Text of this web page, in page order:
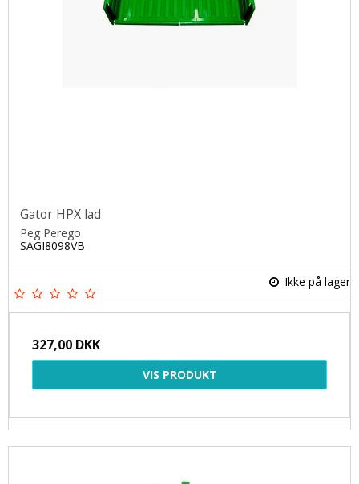
Gator HPX lad
Peg Perego
SAGI8098VB
Ikke på lager
327,00 DKK
VIS PRODUKT